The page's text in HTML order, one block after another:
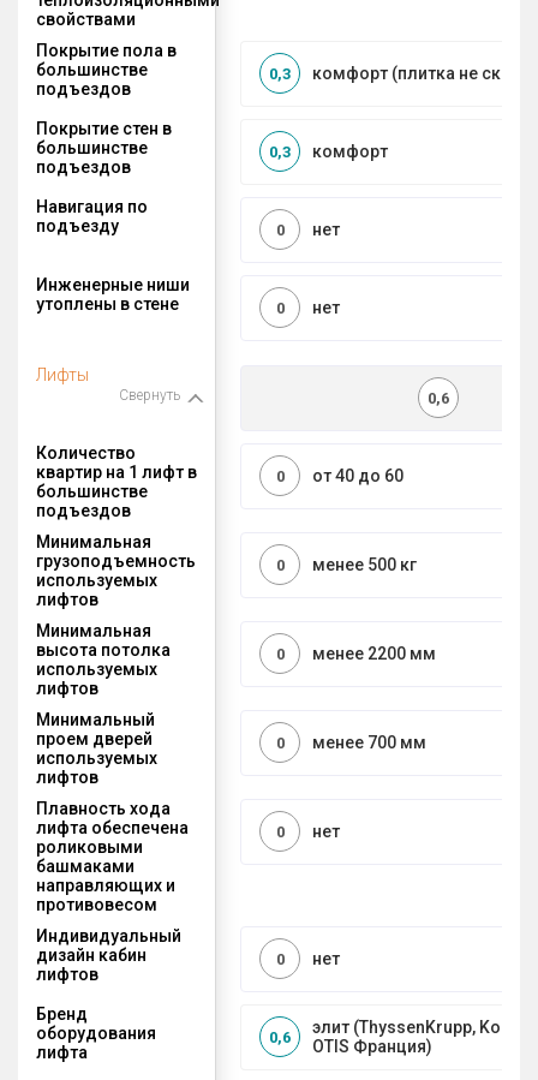
свойствами
Покрытие пола в
большинстве
подъездов
комфорт (плитка не
0,3
Покрытие стен в
большинстве
подъездов
комфорт
0,3
Навигация по
подъезду
нет
0
Инженерные ниши
утоплены в стене
нет
0
Лифты
Свернуть 0,6
Количество
квартир на 1 лифт в
большинстве
подъездов
от 40 до 60
0
Минимальная
грузоподъемность
используемых
лифтов
менее 500 кг
0
Минимальная
высота потолка
используемых
лифтов
менее 2200 мм
0
Минимальный
проем дверей
используемых
лифтов
менее 700 мм
0
Плавность хода
лифта обеспечена
роликовыми
башмаками
направляющих и
противовесом
нет
0
Индивидуальный
дизайн кабин
лифтов
нет
0
Бренд
оборудования
лифта
элит (ThyssenKrupp, Kone,
OTIS Франция)
0,6